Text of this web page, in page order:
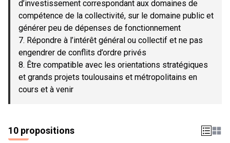
d’investissement correspondant aux domaines de
compétence de la collectivité, sur le domaine public et
générer peu de dépenses de fonctionnement
7. Répondre à l’intérêt général ou collectif et ne pas
engendrer de conflits d’ordre privés
8. Être compatible avec les orientations stratégiques
et grands projets toulousains et métropolitains en
cours et à venir
10 propositions